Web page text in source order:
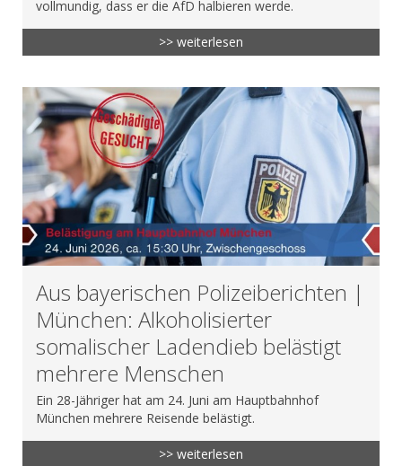
vollmundig, dass er die AfD halbieren werde.
>> weiterlesen
Aus bayerischen Polizeiberichten |
München: Alkoholisierter
somalischer Ladendieb belästigt
mehrere Menschen
Ein 28-Jähriger hat am 24. Juni am Hauptbahnhof
München mehrere Reisende belästigt.
>> weiterlesen